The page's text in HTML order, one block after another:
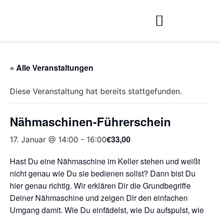
« Alle Veranstaltungen
Diese Veranstaltung hat bereits stattgefunden.
Nähmaschinen-Führerschein
17. Januar @ 14:00 - 16:00€33,00
Hast Du eine Nähmaschine im Keller stehen und weißt
nicht genau wie Du sie bedienen sollst? Dann bist Du
hier genau richtig. Wir erklären Dir die Grundbegriffe
Deiner Nähmaschine und zeigen Dir den einfachen
Umgang damit. Wie Du einfädelst, wie Du aufspulst, wie